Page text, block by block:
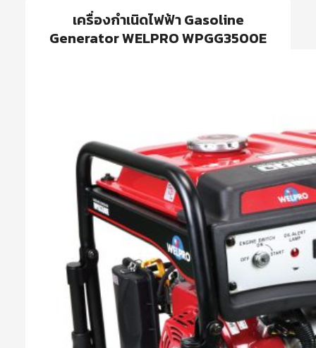
เครื่องกำเนิดไฟฟ้า Gasoline
Generator WELPRO WPGG3500E